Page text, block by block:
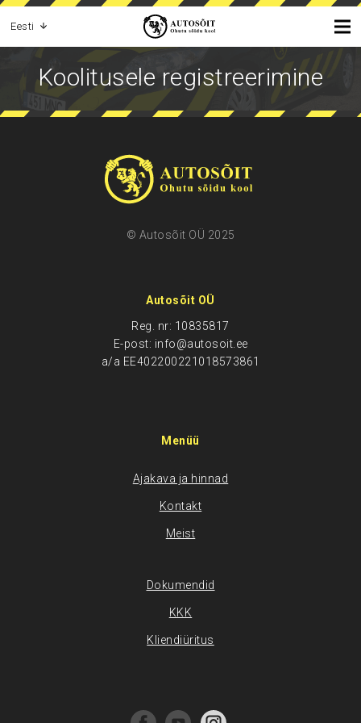
Eesti
Koolitusele registreerimine
© Autosõit OÜ 2025
Autosõit OÜ
Reg. nr: 10835817
E-post: info@autosoit.ee
a/a EE402200221018573861
Menüü
Ajakava ja hinnad
Kontakt
Meist
Dokumendid
KKK
Kliendiüritus